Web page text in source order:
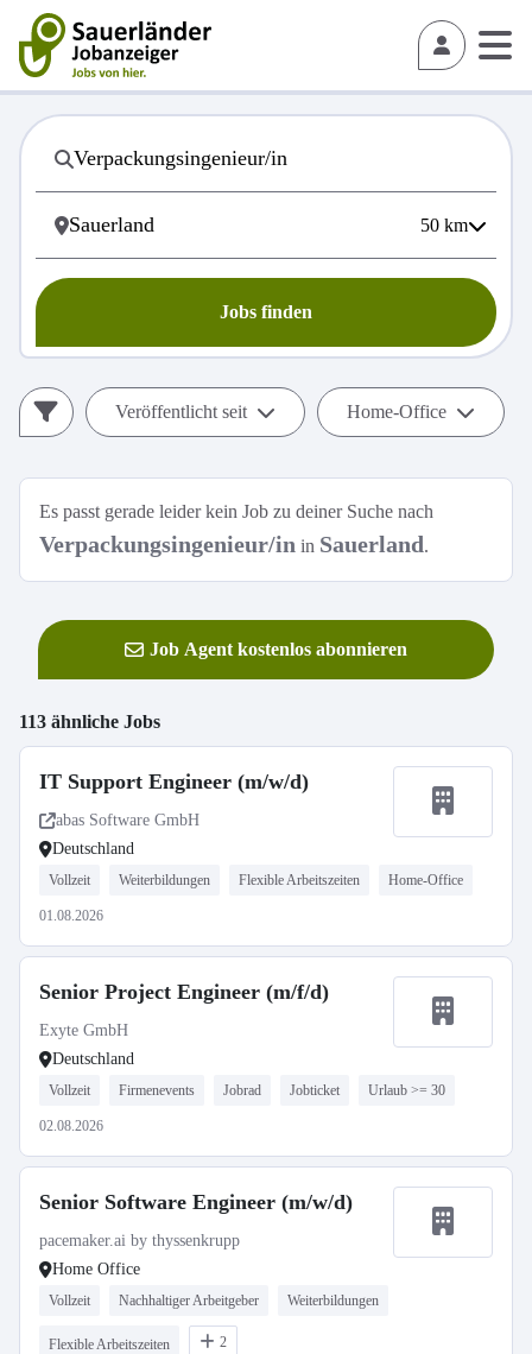
50 km
Jobs finden
Veröffentlicht seit Home-Office
Es passt gerade leider kein Job zu deiner Suche nach
Verpackungsingenieur/in in Sauerland.
Job Agent kostenlos abonnieren
113 ähnliche Jobs
IT Support Engineer (m/w/d)
abas Software GmbH
Deutschland
Vollzeit Weiterbildungen Flexible Arbeitszeiten Home-Office
01.08.2026
Senior Project Engineer (m/f/d)
Exyte GmbH
Deutschland
Vollzeit Firmenevents Jobrad Jobticket Urlaub >= 30
02.08.2026
Senior Software Engineer (m/w/d)
pacemaker.ai by thyssenkrupp
Home Office
Vollzeit Nachhaltiger Arbeitgeber Weiterbildungen
Flexible Arbeitszeiten 2